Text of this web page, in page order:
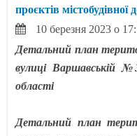
проєктів містобудівної
10 березня 2023 о
Детальний план
вулиці Варшавській
області
Детальний план